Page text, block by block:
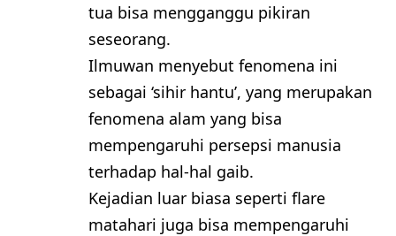
tua bisa mengganggu pikiran
seseorang.
Ilmuwan menyebut fenomena ini
sebagai ‘sihir hantu’, yang merupakan
fenomena alam yang bisa
mempengaruhi persepsi manusia
terhadap hal-hal gaib.
Kejadian luar biasa seperti flare
matahari juga bisa mempengaruhi